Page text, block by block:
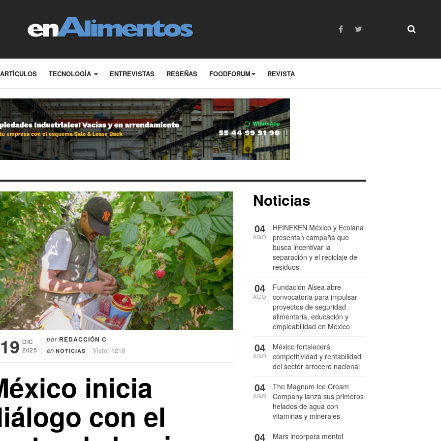
ARTÍCULOS TECNOLOGÍA ENTREVISTAS RESEÑAS FOODFORUM REVISTA
19 DIC
2025
por REDACCIÓN C
en NOTICIAS Visto: 1218
inicia
con el
Noticias
HEINEKEN México y Ecolana
presentan campaña que
busca incentivar la
separación y el reciclaje de
residuos
04
AGO
Fundación Alsea abre
convocatoria para impulsar
proyectos de seguridad
alimentaria, educación y
empleabilidad en México
04
AGO
México fortalecerá
competitividad y rentabilidad
del sector arrocero nacional
04
AGO
The Magnum Ice Cream
Company lanza sus primeros
helados de agua con
vitaminas y minerales
04
AGO
Mars incorpora mentol
04